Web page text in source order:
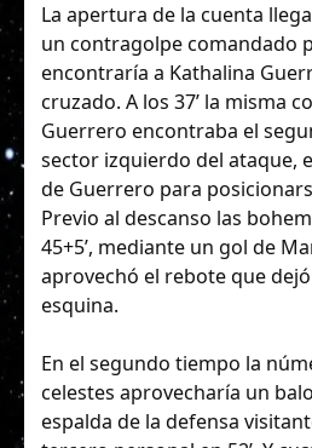
La apertura de la cuenta
un contragolpe comandado
encontraría a Kathalina
cruzado. A los 37’ la misma
Guerrero encontraba el
sector izquierdo del ataque,
de Guerrero para
Previo al descanso las
45+5’, mediante un gol de
aprovechó el rebote que
esquina.
En el segundo tiempo la
celestes aprovecharía un
espalda de la defensa